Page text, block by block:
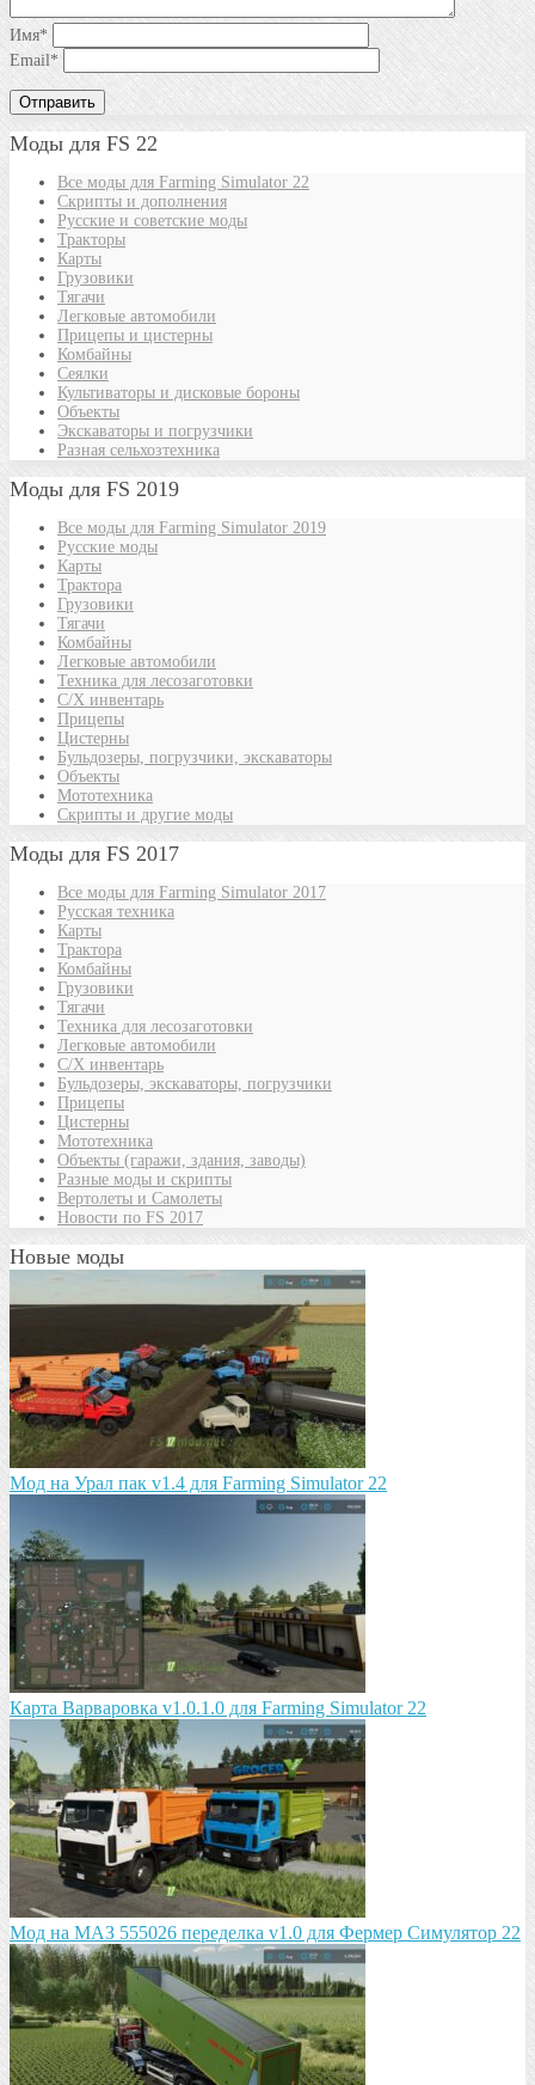
Имя*
Email*
Моды для FS 22
Все моды для Farming Simulator 22
Скрипты и дополнения
Русские и советские моды
Тракторы
Карты
Грузовики
Тягачи
Легковые автомобили
Прицепы и цистерны
Комбайны
Сеялки
Культиваторы и дисковые бороны
Объекты
Экскаваторы и погрузчики
Разная сельхозтехника
Моды для FS 2019
Все моды для Farming Simulator 2019
Русские моды
Карты
Трактора
Грузовики
Тягачи
Комбайны
Легковые автомобили
Техника для лесозаготовки
С/Х инвентарь
Прицепы
Цистерны
Бульдозеры, погрузчики, экскаваторы
Объекты
Мототехника
Скрипты и другие моды
Моды для FS 2017
Все моды для Farming Simulator 2017
Русская техника
Карты
Трактора
Комбайны
Грузовики
Тягачи
Техника для лесозаготовки
Легковые автомобили
С/Х инвентарь
Бульдозеры, экскаваторы, погрузчики
Прицепы
Цистерны
Мототехника
Объекты (гаражи, здания, заводы)
Разные моды и скрипты
Вертолеты и Самолеты
Новости по FS 2017
Новые моды
Мод на Урал пак v1.4 для Farming Simulator 22
Карта Варваровка v1.0.1.0 для Farming Simulator 22
Мод на МАЗ 555026 пeрeдeлка v1.0 для Фермер Симулятор 22